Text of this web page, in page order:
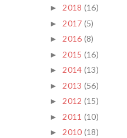
► 2018 (16)
► 2017 (5)
► 2016 (8)
► 2015 (16)
► 2014 (13)
► 2013 (56)
► 2012 (15)
► 2011 (10)
► 2010 (18)